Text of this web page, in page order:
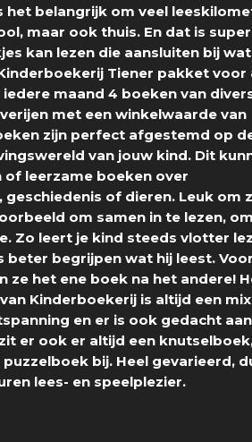
het belangrijk om veel
maar ook thuis. En dat is
kan lezen die aansluiten bij
Tiener pakket voor
maand 4 boeken van
met een winkelwaarde van
zijn perfect afgestemd op
van jouw kind. Dit
of leerzame boeken over
of dieren. Leuk om
om samen in te lezen,
Zo leert je kind steeds vlotter
beter begrijpen wat hij leest.
ze het ene boek na het andere!
Kinderboekerij is altijd een
en er is ook gedacht aan
er ook er altijd een
bij. Heel gevarieerd,
lees- en speelplezier.